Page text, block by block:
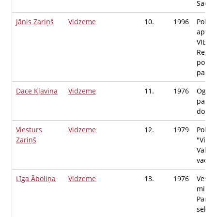
Jānis Zariņš
Vidzeme 10. 1996
Dace Kļaviņa
Vidzeme 11. 1976
Viesturs
Zariņš
Vidzeme 12. 1979
Līga Āboliņa
Vidzeme 13. 1976